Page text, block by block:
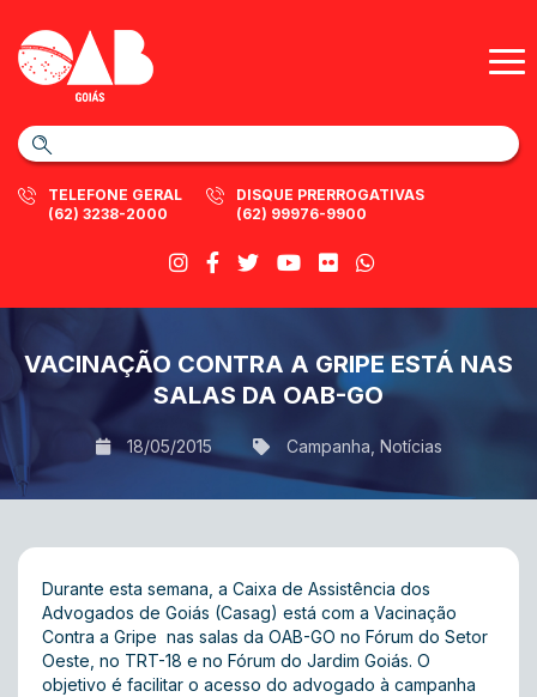
TELEFONE GERAL
(62) 3238-2000
DISQUE PRERROGATIVAS
(62) 99976-9900
VACINAÇÃO CONTRA A GRIPE ESTÁ NAS
SALAS DA OAB-GO
18/05/2015 Campanha Notícias
Durante esta semana, a Caixa de Assistência dos
Advogados de Goiás (Casag) está com a Vacinação
Contra a Gripe nas salas da OAB-GO no Fórum do Setor
Oeste, no TRT-18 e no Fórum do Jardim Goiás. O
objetivo é facilitar o acesso do advogado à campanha